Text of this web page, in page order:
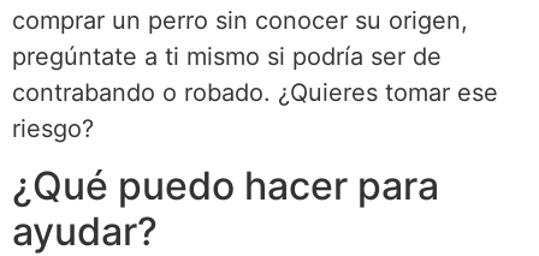
comprar un perro sin conocer su origen,
pregúntate a ti mismo si podría ser de
contrabando o robado. ¿Quieres tomar ese
riesgo?
¿Qué puedo hacer para
ayudar?